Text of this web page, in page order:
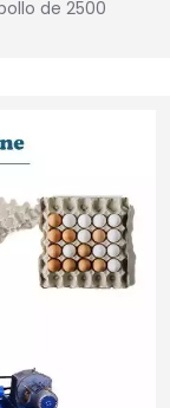
de 2500